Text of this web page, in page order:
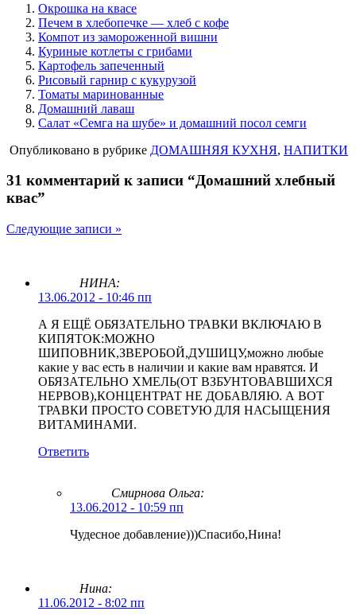
Окрошка на квасе
Печем в хлебопечке — хлеб с кофе
Компот из замороженной вишни
Куриные котлеты с грибами
Картофель запеченный
Рисовый гарнир с кукурузой
Томаты маринованные
Домашний лаваш
Салат «Семга на шубе» и домашний посол семги
Опубликовано в рубрике ДОМАШНЯЯ КУХНЯ, НАПИТКИ
31 комментарий к записи “Домашний хлебный
квас”
Следующие записи »
НИНА:
13.06.2012 - 10:46 пп
А Я ЕЩЁ ОБЯЗАТЕЛЬНО ТРАВКИ ВКЛЮЧАЮ В
КИПЯТОК:МОЖНО
ШИПОВНИК,ЗВЕРОБОЙ,ДУШИЦУ,можно любые
какие у вас есть в наличии и какие вам нравятся. И
ОБЯЗАТЕЛЬНО ХМЕЛЬ(ОТ ВЗБУНТОВАВШИХСЯ
НЕРВОВ),КОНЦЕНТРАТ НЕ ДОБАВЛЯЮ. А ВОТ
ТРАВКИ ПРОСТО СОВЕТУЮ ДЛЯ НАСЫЩЕНИЯ
ВИТАМИНАМИ.
Ответить
Смирнова Ольга:
13.06.2012 - 10:59 пп
Чудесное добавление)))Спасибо,Нина!
Нина:
11.06.2012 - 8:02 пп